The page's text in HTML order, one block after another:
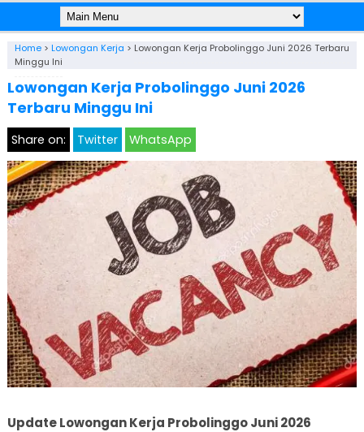
Home> Lowongan Kerja > Lowongan Kerja Probolinggo Juni 2026 Terbaru
Minggu Ini
Lowongan Kerja Probolinggo Juni 2026
Terbaru Minggu Ini
Share on: Twitter WhatsApp
Update Lowongan Kerja Probolinggo Juni 2026